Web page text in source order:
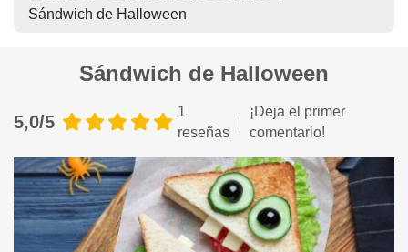
Sándwich de Halloween
Sándwich de Halloween
5,0/5
1
reseñas
¡Deja el primer
comentario!